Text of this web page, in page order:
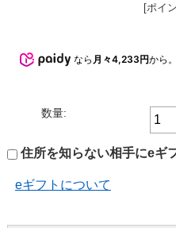
[ポイ
なら 月々4,233円から
数量:
住所を知らない相手にeギ
eギフトについて